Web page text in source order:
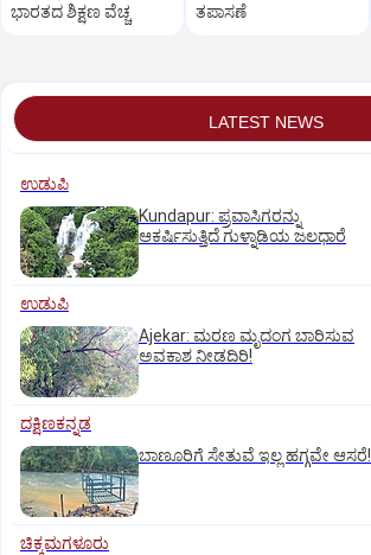
ಭಾರತದ ಶಿಕ್ಷಣ ವೆಚ್ಚ
ತಪಾಸಣೆ
LATEST NEWS
ಉಡುಪಿ
Kundapur: ಪ್ರವಾಸಿಗರನ್ನು
ಆಕರ್ಷಿಸುತ್ತಿದೆ ಗುಳ್ನಾಡಿಯ ಜಲಧಾರೆ
ಉಡುಪಿ
Ajekar: ಮರಣ ಮೃದಂಗ ಬಾರಿಸುವ
ಅವಕಾಶ ನೀಡದಿರಿ!
ದಕ್ಷಿಣಕನ್ನಡ
ಬಾಣೂರಿಗೆ ಸೇತುವೆ ಇಲ್ಲ ಹಗ್ಗವೇ ಆಸರೆ!
ಚಿಕ್ಕಮಗಳೂರು